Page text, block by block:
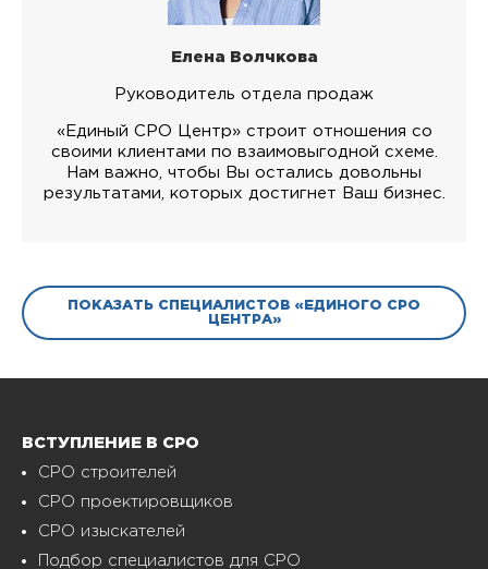
Елена Волчкова
Руководитель отдела продаж
«Единый СРО Центр» строит отношения со
своими клиентами по взаимовыгодной схеме.
Нам важно, чтобы Вы остались довольны
результатами, которых достигнет Ваш бизнес.
ПОКАЗАТЬ СПЕЦИАЛИСТОВ «ЕДИНОГО СРО
ЦЕНТРА»
ВСТУПЛЕНИЕ В СРО
СРО строителей
СРО проектировщиков
СРО изыскателей
Подбор специалистов для СРО